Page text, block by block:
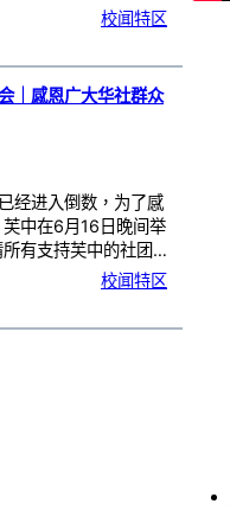
校闻特区
｜感恩广大华社群众
经进入倒数，为了感
中在6月16日晚间举
有支持芙中的社团…
校闻特区